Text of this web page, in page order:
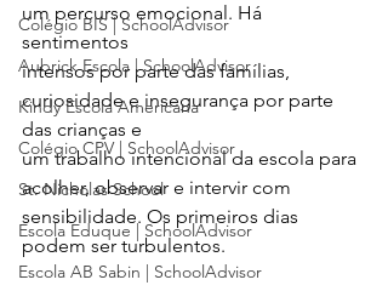
Colégio BIS | SchoolAdvisor
Aubrick Escola | SchoolAdvisor
Kindy Escola Americana
Colégio CPV | SchoolAdvisor
St. Nicholas School
Escola Eduque | SchoolAdvisor
Escola AB Sabin | SchoolAdvisor
um percurso emocional. Há
sentimentos
intensos por parte das famílias,
curiosidade e insegurança por parte
das crianças e
um trabalho intencional da escola para
acolher, observar e intervir com
sensibilidade. Os primeiros dias
podem ser turbulentos.